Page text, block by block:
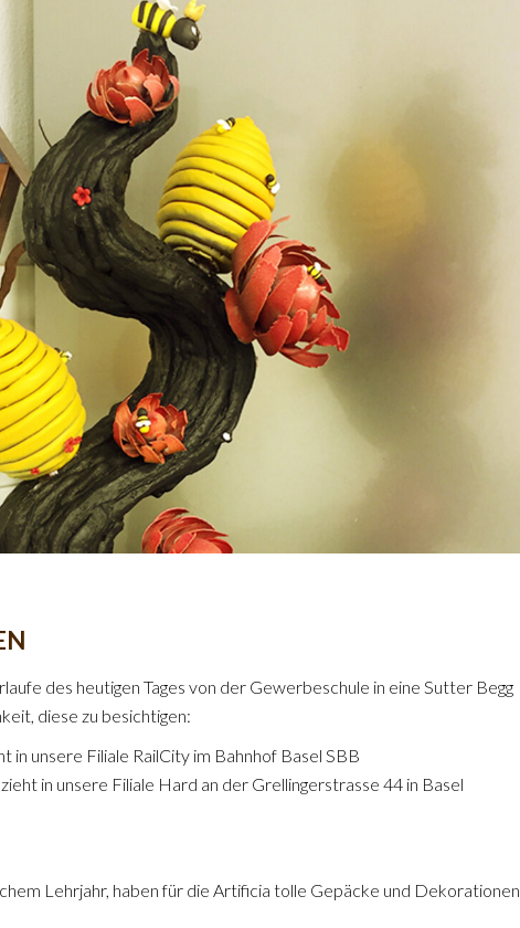
des heutigen Tages von der Gewerbeschule in eine Sutter Begg
diese zu besichtigen:
in unsere Filiale RailCity im Bahnhof Basel SBB
in unsere Filiale Hard an der Grellingerstrasse 44 in Basel
Lehrjahr, haben für die Artificia tolle Gepäcke und Dekorationen